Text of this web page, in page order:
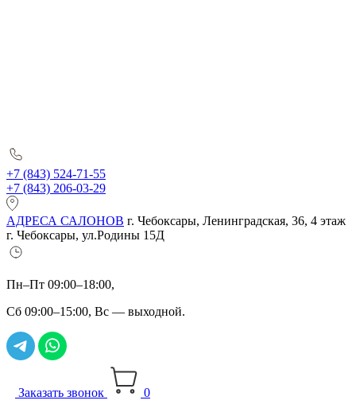
+7 (843) 524-71-55
+7 (843) 206-03-29
АДРЕСА САЛОНОВ г. Чебоксары, Ленинградская, 36, 4 этаж
г. Чебоксары, ул.Родины 15Д
Пн–Пт 09:00–18:00,
Сб 09:00–15:00, Вс — выходной.
Заказать звонок
0